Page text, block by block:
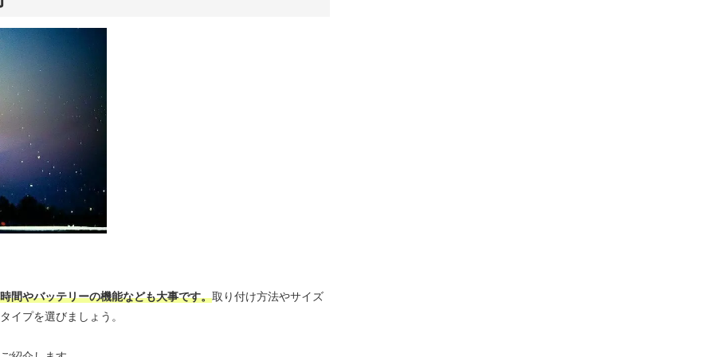
間やバッテリーの機能なども大事です。取り付け方法やサイズ
イプを選びましょう。